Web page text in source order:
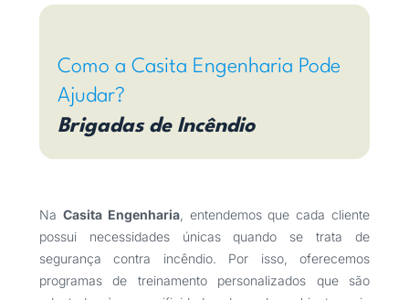
Como a Casita Engenharia Pode
Ajudar?
Brigadas de Incêndio
Na Casita Engenharia, entendemos que cada cliente
possui necessidades únicas quando se trata de
segurança contra incêndio. Por isso, oferecemos
programas de treinamento personalizados que são